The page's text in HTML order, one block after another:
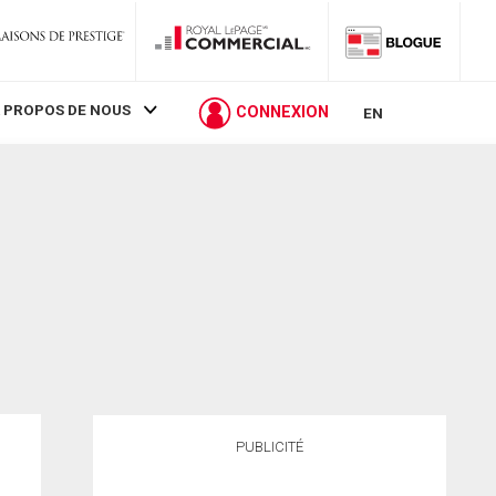
PROPOS DE NOUS CONNEXION EN
PUBLICITÉ